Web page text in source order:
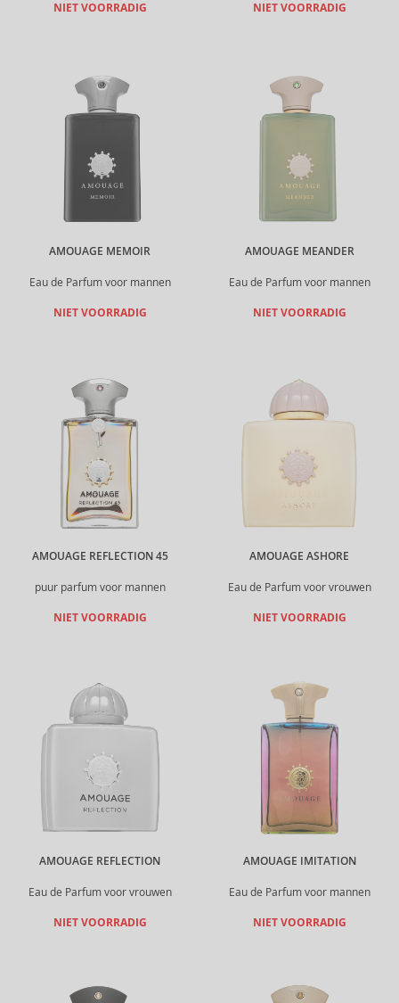
NIET VOORRADIG NIET VOORRADIG
AMOUAGE MEMOIR
Eau de Parfum voor mannen
NIET VOORRADIG
AMOUAGE MEANDER
Eau de Parfum voor mannen
NIET VOORRADIG
AMOUAGE REFLECTION 45
puur parfum voor mannen
NIET VOORRADIG
AMOUAGE ASHORE
Eau de Parfum voor vrouwen
NIET VOORRADIG
AMOUAGE REFLECTION
Eau de Parfum voor vrouwen
NIET VOORRADIG
AMOUAGE IMITATION
Eau de Parfum voor mannen
NIET VOORRADIG